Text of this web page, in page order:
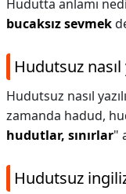
Hudutta anlamı
bucaksız sevmek
Hudutsuz nasıl
Hudutsuz nasıl
zamanda hadud,
hudutlar, sınırlar"
Hudutsuz